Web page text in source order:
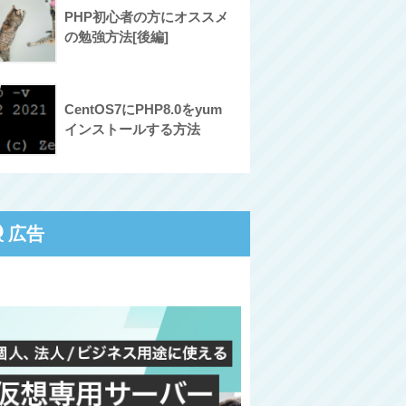
PHP初心者の方にオススメ
の勉強方法[後編]
CentOS7にPHP8.0をyum
インストールする方法
広告